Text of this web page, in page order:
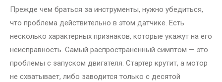
Прежде чем браться за инструменты, нужно убедиться,
что проблема действительно в этом датчике. Есть
несколько характерных признаков, которые укажут на его
неисправность. Самый распространенный симптом — это
проблемы с запуском двигателя. Стартер крутит, а мотор
не схватывает, либо заводится только с десятой